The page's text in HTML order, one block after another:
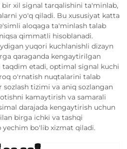
xil signal tarqalishini ta'minlab,
yo'q qiladi. Bu xususiyat katta
aloqaga ta'minlash talab
qimmatli hisoblanadi.
yuqori kuchlanishli dizayn
qaraganda kengaytirilgan
etadi, optimal signal kuchi
o'rnatish nuqtalarini talab
tizimi va aniq sozlangan
kamaytirish va samarali
darajada kengaytirish uchun
birga ichki va tashqi
bo'lib xizmat qiladi.